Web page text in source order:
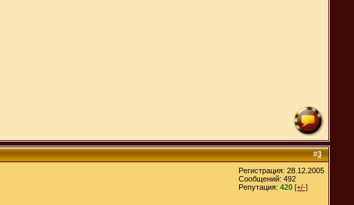
#3
Регистрация: 28.12.2005
Сообщений: 492
Репутация: 420 [+/-]